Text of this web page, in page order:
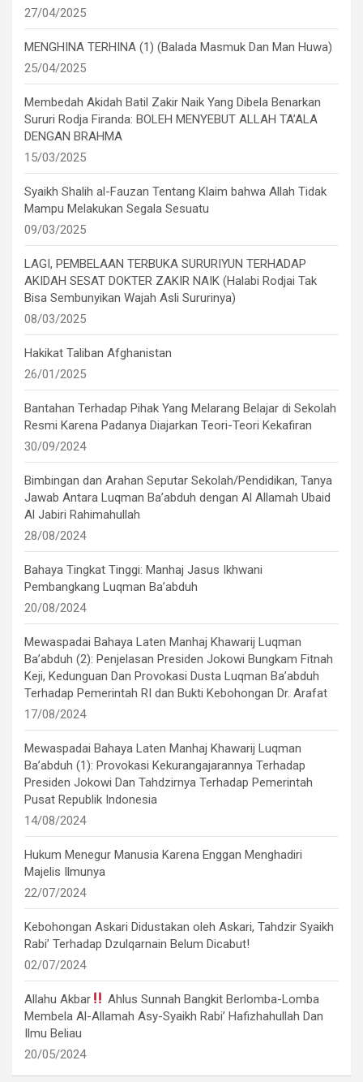
27/04/2025
MENGHINA TERHINA (1) (Balada Masmuk Dan Man Huwa)
25/04/2025
Membedah Akidah Batil Zakir Naik Yang Dibela Benarkan
Sururi Rodja Firanda: BOLEH MENYEBUT ALLAH TA’ALA
DENGAN BRAHMA
15/03/2025
Syaikh Shalih al-Fauzan Tentang Klaim bahwa Allah Tidak
Mampu Melakukan Segala Sesuatu
09/03/2025
LAGI, PEMBELAAN TERBUKA SURURIYUN TERHADAP
AKIDAH SESAT DOKTER ZAKIR NAIK (Halabi Rodjai Tak
Bisa Sembunyikan Wajah Asli Sururinya)
08/03/2025
Hakikat Taliban Afghanistan
26/01/2025
Bantahan Terhadap Pihak Yang Melarang Belajar di Sekolah
Resmi Karena Padanya Diajarkan Teori-Teori Kekafiran
30/09/2024
Bimbingan dan Arahan Seputar Sekolah/Pendidikan, Tanya
Jawab Antara Luqman Ba’abduh dengan Al Allamah Ubaid
Al Jabiri Rahimahullah
28/08/2024
Bahaya Tingkat Tinggi: Manhaj Jasus Ikhwani
Pembangkang Luqman Ba’abduh
20/08/2024
Mewaspadai Bahaya Laten Manhaj Khawarij Luqman
Ba’abduh (2): Penjelasan Presiden Jokowi Bungkam Fitnah
Keji, Kedunguan Dan Provokasi Dusta Luqman Ba’abduh
Terhadap Pemerintah RI dan Bukti Kebohongan Dr. Arafat
17/08/2024
Mewaspadai Bahaya Laten Manhaj Khawarij Luqman
Ba’abduh (1): Provokasi Kekurangajarannya Terhadap
Presiden Jokowi Dan Tahdzirnya Terhadap Pemerintah
Pusat Republik Indonesia
14/08/2024
Hukum Menegur Manusia Karena Enggan Menghadiri
Majelis Ilmunya
22/07/2024
Kebohongan Askari Didustakan oleh Askari, Tahdzir Syaikh
Rabi’ Terhadap Dzulqarnain Belum Dicabut!
02/07/2024
Allahu Akbar
Ahlus Sunnah Bangkit Berlomba-Lomba
Membela Al-Allamah Asy-Syaikh Rabi’ Hafizhahullah Dan
Ilmu Beliau
20/05/2024